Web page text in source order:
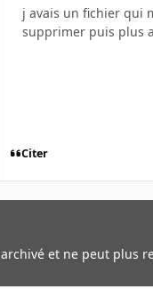
j avais un fichier qui
supprimer puis plus
Citer
et ne peut plus